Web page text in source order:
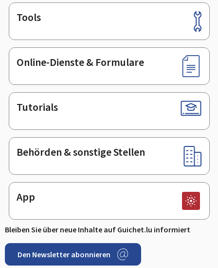
Footer
Tools
Online-Dienste & Formulare
Tutorials
Behörden & sonstige Stellen
App
Bleiben Sie über neue Inhalte auf Guichet.lu informiert
Den Newsletter abonnieren